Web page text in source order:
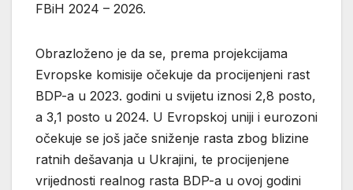
FBiH 2024 – 2026.
Obrazloženo je da se, prema projekcijama
Evropske komisije očekuje da procijenjeni rast
BDP-a u 2023. godini u svijetu iznosi 2,8 posto,
a 3,1 posto u 2024. U Evropskoj uniji i eurozoni
očekuje se još jače sniženje rasta zbog blizine
ratnih dešavanja u Ukrajini, te procijenjene
vrijednosti realnog rasta BDP-a u ovoj godini